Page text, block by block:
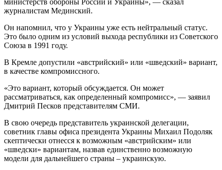
журналистам Мединский.
Он напомнил, что у Украины уже есть нейтральный статус.
Это было одним из условий выхода республики из Советского
Союза в 1991 году.
В Кремле допустили «австрийский» или «шведский» вариант,
в качестве компромиссного.
«Это вариант, который обсуждается. Он может
рассматриваться, как определенный компромисс», — заявил
Дмитрий Песков представителям СМИ.
В свою очередь представитель украинской делегации,
советник главы офиса президента Украины Михаил Подоляк
скептически отнесся к возможным «австрийским» или
«шведски» вариантам, назвав единственно возможную
модели для дальнейшего страны – украинскую.